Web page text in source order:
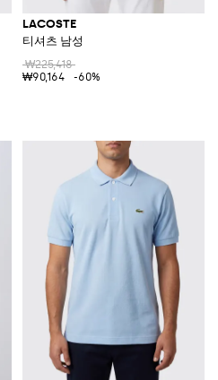
LACOSTE
티셔츠 남성
₩225,418
₩90,164
-60%